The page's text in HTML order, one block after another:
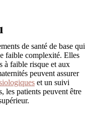
de santé de base qui
faible complexité. Elles
à faible risque et aux
peuvent assurer
et un suivi
les patients peuvent être